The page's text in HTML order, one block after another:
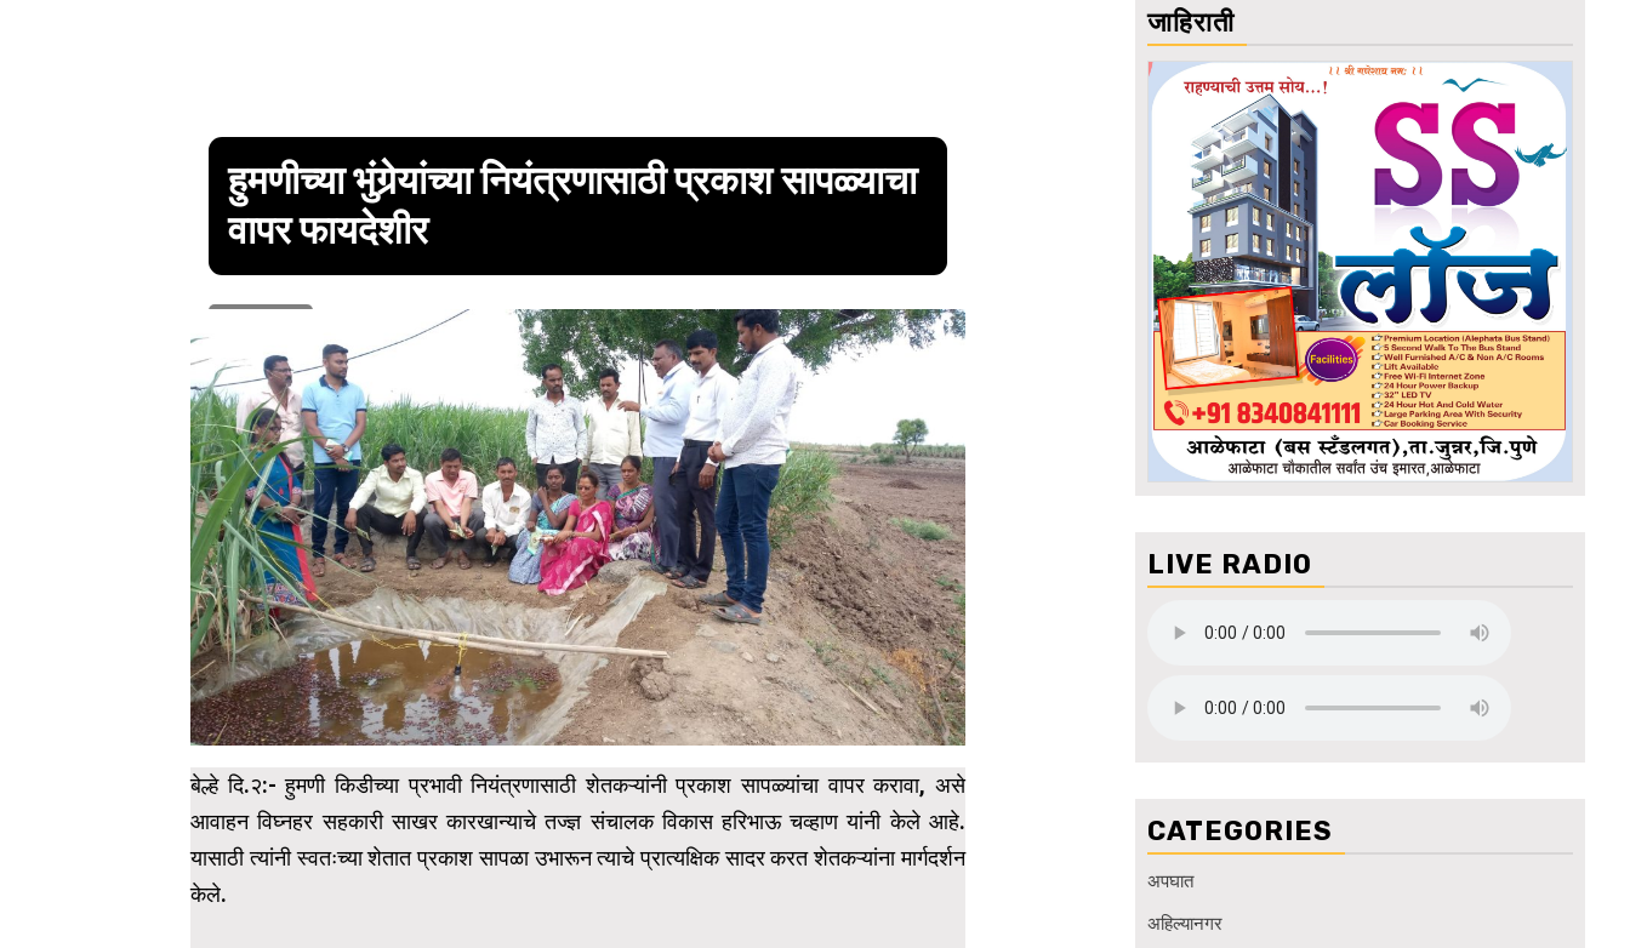
हुमणीच्या भुंगेर्‍यांच्या नियंत्रणासाठी प्रकाश सापळ्याचा
वापर फायदेशीर
बेल्हे दि.२:- हुमणी किडीच्या प्रभावी नियंत्रणासाठी शेतकऱ्यांनी प्रकाश सापळ्यांचा वापर करावा, असे
आवाहन विघ्नहर सहकारी साखर कारखान्याचे तज्ज्ञ संचालक विकास हरिभाऊ चव्हाण यांनी केले आहे.
यासाठी त्यांनी स्वतःच्या शेतात प्रकाश सापळा उभारून त्याचे प्रात्यक्षिक सादर करत शेतकऱ्यांना मार्गदर्शन
केले.
जाहिराती
LIVE RADIO
CATEGORIES
अपघात
अहिल्यानगर